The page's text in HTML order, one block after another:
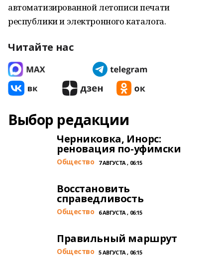
автоматизированной летописи печати
республики и электронного каталога.
Читайте нас
Выбор редакции
Черниковка, Инорс:
реновация по-уфимски
Общество 7 АВГУСТА , 06:15
Восстановить
справедливость
Общество 6 АВГУСТА , 06:15
Правильный маршрут
Общество 5 АВГУСТА , 06:15